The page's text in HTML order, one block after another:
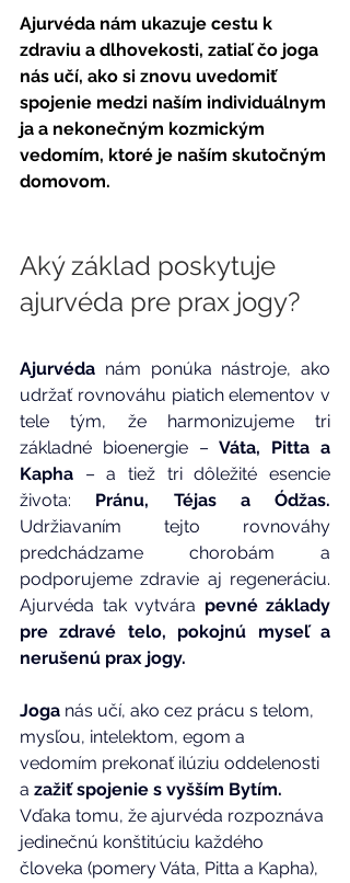
Ajurvéda nám ukazuje cestu k
zdraviu a dlhovekosti, zatiaľ čo joga
nás učí, ako si znovu uvedomiť
spojenie medzi naším individuálnym
ja a nekonečným kozmickým
vedomím, ktoré je naším skutočným
domovom.
Aký základ poskytuje
ajurvéda pre prax jogy?
Ajurvéda nám ponúka nástroje, ako
udržať rovnováhu piatich elementov v
tele tým, že harmonizujeme tri
základné bioenergie – Váta, Pitta a
Kapha – a tiež tri dôležité esencie
života:
Udržiavaním tejto rovnováhy
predchádzame chorobám a
podporujeme zdravie aj regeneráciu.
Ajurvéda tak vytvára pevné základy
pre zdravé telo, pokojnú myseľ a
nerušenú prax jogy.
Joga nás učí, ako cez prácu s telom,
mysľou, intelektom, egom a
vedomím prekonať ilúziu oddelenosti
a zažiť spojenie s vyšším Bytím.
Vďaka tomu, že ajurvéda rozpoznáva
jedinečnú konštitúciu každého
človeka (pomery Váta, Pitta a Kapha),